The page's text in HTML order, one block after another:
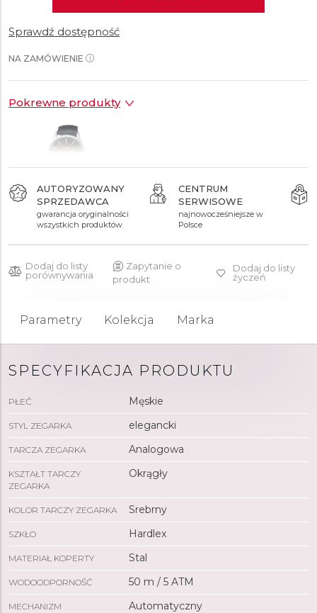
Sprawdź dostępność
NA ZAMÓWIENIE
Pokrewne produkty
2 600 zł
AUTORYZOWANY
SPRZEDAWCA
gwarancja oryginalności
wszystkich produktów
CENTRUM
SERWISOWE
najnowocześniejsze w
Polsce
Dodaj do listy
porównywania
Zapytanie o
produkt
Dodaj do listy
życzeń
Parametry Kolekcja Marka
SPECYFIKACJA PRODUKTU
PŁEĆ Męskie
STYL ZEGARKA elegancki
TARCZA ZEGARKA Analogowa
KSZTAŁT TARCZY
ZEGARKA
Okrągły
KOLOR TARCZY ZEGARKA Srebrny
SZKŁO Hardlex
MATERIAŁ KOPERTY Stal
WODOODPORNOŚĆ 50 m / 5 ATM
MECHANIZM Automatyczny